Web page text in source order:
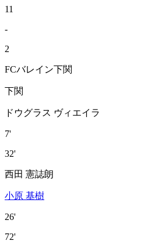
11
-
2
FCバレイン下関
下関
ドウグラス ヴィエイラ
7'
32'
西田 憲誌朗
小原 基樹
26'
72'